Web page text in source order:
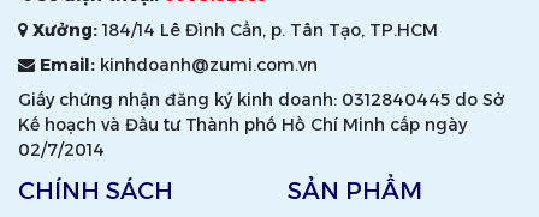
Xưởng:184/14 Lê Đình Cẩn, p. Tân Tạo, TP.HCM
Email: kinhdoanh@zumi.com.vn
Giấy chứng nhận đăng ký kinh doanh: 0312840445 do Sở
Kế hoạch và Đầu tư Thành phố Hồ Chí Minh cấp ngày
02/7/2014
CHÍNH SÁCH SẢN PHẨM